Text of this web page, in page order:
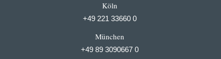
Köln
+49 221 33660 0
München
+49 89 3090667 0